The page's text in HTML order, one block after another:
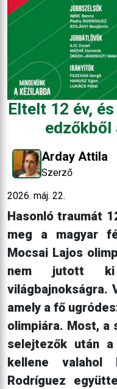
Eltelt 12 év,
edzőkből
Arday Attila
Szerző
2026. máj. 22.
Hasonló traumát
meg a magyar
Mocsai Lajos
nem jutott
világbajnokságra.
amely a fő
olimpiára. Most, a
selejtezők után
kellene valahol
Rodríguez